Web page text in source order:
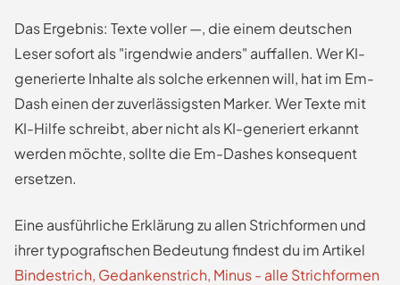
Das Ergebnis: Texte voller —, die einem deutschen
Leser sofort als "irgendwie anders" auffallen. Wer KI-
generierte Inhalte als solche erkennen will, hat im Em-
Dash einen der zuverlässigsten Marker. Wer Texte mit
KI-Hilfe schreibt, aber nicht als KI-generiert erkannt
werden möchte, sollte die Em-Dashes konsequent
ersetzen.
Eine ausführliche Erklärung zu allen Strichformen und
ihrer typografischen Bedeutung findest du im Artikel
Bindestrich, Gedankenstrich, Minus - alle Strichformen